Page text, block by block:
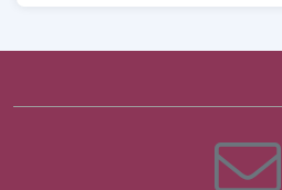
آشنایی با هنر در
عمومی علی والیانی